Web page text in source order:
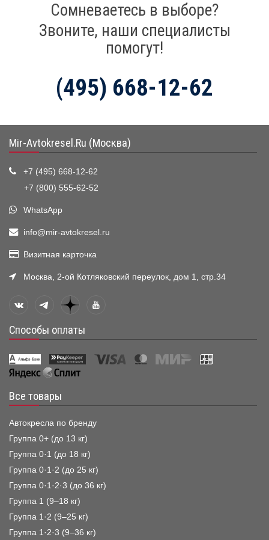
Сомневаетесь в выборе?
Звоните, наши специалисты
помогут!
(495) 668-12-62
Mir-Avtokresel.Ru (Москва)
+7 (495) 668-12-62
+7 (800) 555-62-52
WhatsApp
info@mir-avtokresel.ru
Визитная карточка
Москва, 2-ой Котляковский переулок, дом 1, стр.34
Способы оплаты
Все товары
Автокресла по бренду
Группа 0+ (до 13 кг)
Группа 0·1 (до 18 кг)
Группа 0·1·2 (до 25 кг)
Группа 0·1·2·3 (до 36 кг)
Группа 1 (9–18 кг)
Группа 1·2 (9–25 кг)
Группа 1·2·3 (9–36 кг)